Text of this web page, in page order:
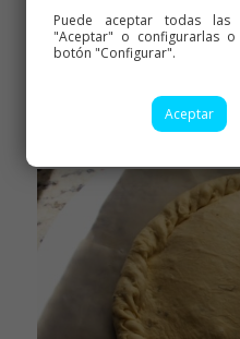
Más
Puede aceptar todas
"Aceptar" o configurarlas
botón "Configurar".
Aceptar